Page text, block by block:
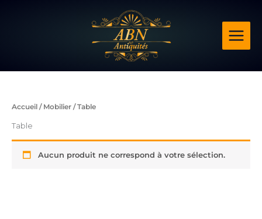
Accueil / Mobilier / Table
Table
Aucun produit ne correspond à votre sélection.